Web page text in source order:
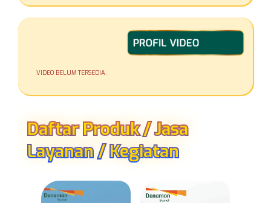
VIDEO BELUM TERSEDIA.
Daftar Produk / Jasa
Layanan / Kegiatan